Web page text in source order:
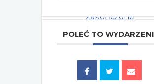
zakończone.
POLEĆ TO